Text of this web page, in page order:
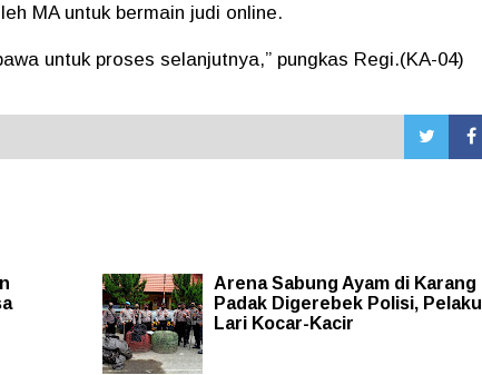
MA untuk bermain judi online.
untuk proses selanjutnya,” pungkas Regi.(KA-04)
Arena Sabung Ayam di Karang
Padak Digerebek Polisi, Pelaku
Lari Kocar-Kacir